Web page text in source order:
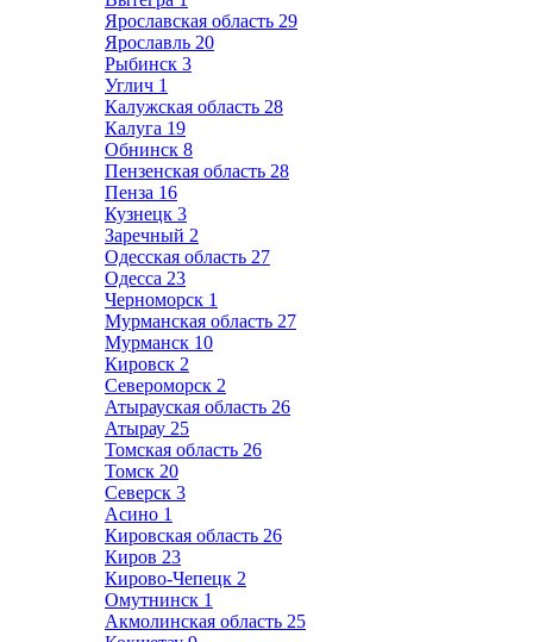
Ярославская область 29
Ярославль 20
Рыбинск 3
Углич 1
Калужская область 28
Калуга 19
Обнинск 8
Пензенская область 28
Пенза 16
Кузнецк 3
Заречный 2
Одесская область 27
Одесса 23
Черноморск 1
Мурманская область 27
Мурманск 10
Кировск 2
Североморск 2
Атырауская область 26
Атырау 25
Томская область 26
Томск 20
Северск 3
Асино 1
Кировская область 26
Киров 23
Кирово-Чепецк 2
Омутнинск 1
Акмолинская область 25